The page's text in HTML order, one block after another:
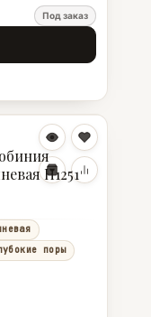
Под заказ
H1251
поры